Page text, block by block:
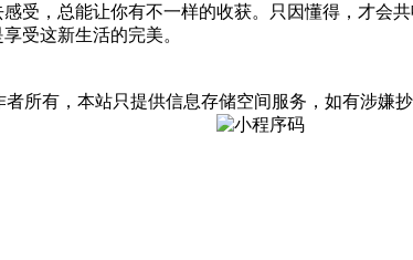
受，总能让你有不一样的收获。只因懂得，才会
受这新生活的完美。
所有，本站只提供信息存储空间服务，如有涉嫌